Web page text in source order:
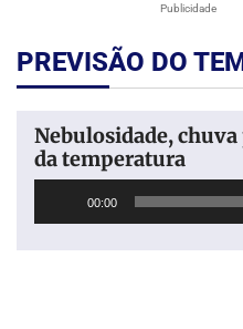
Publicidade
PREVISÃO DO
Nebulosidade,
da temperatura
00:00